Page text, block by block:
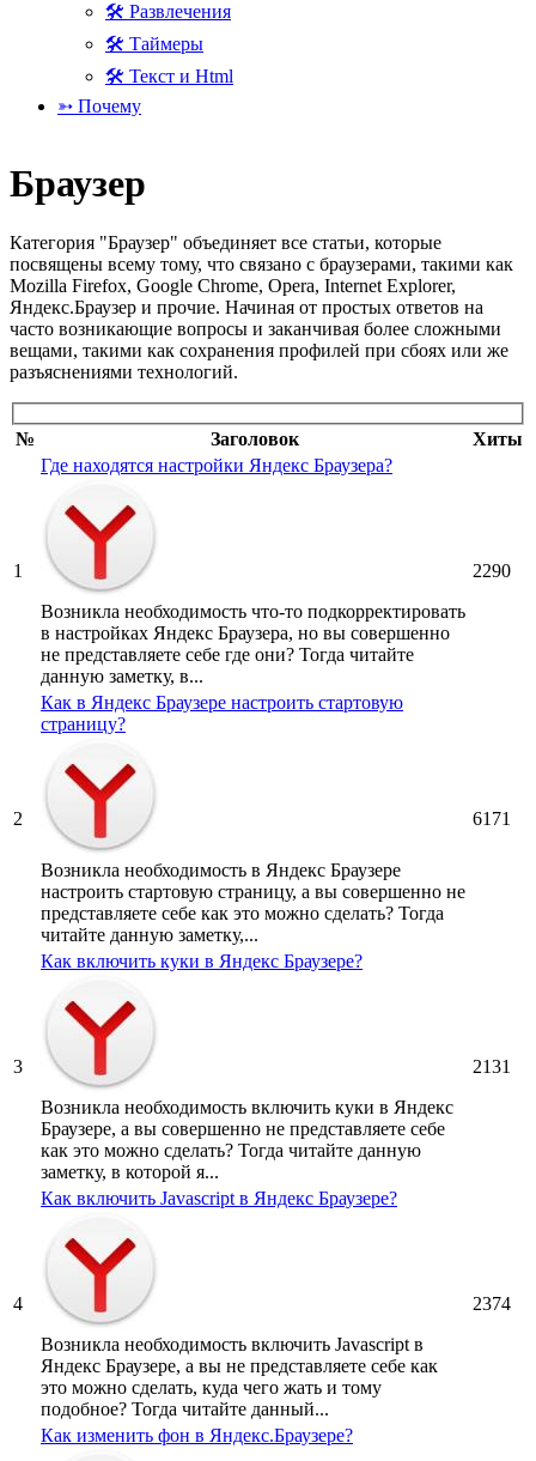
🛠 Развлечения
🛠 Таймеры
🛠 Текст и Html
➳ Почему
Браузер
Категория "Браузер" объединяет все статьи, которые
посвящены всему тому, что связано с браузерами, такими как
Mozilla Firefox, Google Chrome, Opera, Internet Explorer,
Яндекс.Браузер и прочие. Начиная от простых ответов на
часто возникающие вопросы и заканчивая более сложными
вещами, такими как сохранения профилей при сбоях или же
разъяснениями технологий.
№ Заголовок Хиты
1
Где находятся настройки Яндекс Браузера?
Возникла необходимость что-то подкорректировать
в настройках Яндекс Браузера, но вы совершенно
не представляете себе где они? Тогда читайте
данную заметку, в...
2290
2
Как в Яндекс Браузере настроить стартовую
страницу?
Возникла необходимость в Яндекс Браузере
настроить стартовую страницу, а вы совершенно не
представляете себе как это можно сделать? Тогда
читайте данную заметку,...
6171
3
Как включить куки в Яндекс Браузере?
Возникла необходимость включить куки в Яндекс
Браузере, а вы совершенно не представляете себе
как это можно сделать? Тогда читайте данную
заметку, в которой я...
2131
4
Как включить Javascript в Яндекс Браузере?
Возникла необходимость включить Javascript в
Яндекс Браузере, а вы не представляете себе как
это можно сделать, куда чего жать и тому
подобное? Тогда читайте данный...
2374
Как изменить фон в Яндекс.Браузере?